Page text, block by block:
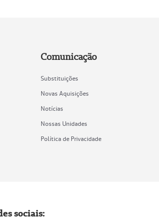
Comunicação
Substituições
Novas Aquisições
Notícias
Nossas Unidades
Política de Privacidade
sociais: